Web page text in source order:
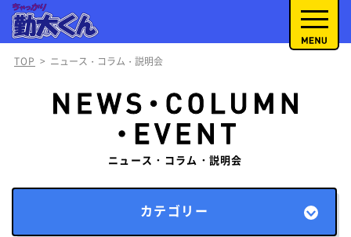
TOP > ニュース・コラム・説明会
ニュース・コラム・説明会
カテゴリー